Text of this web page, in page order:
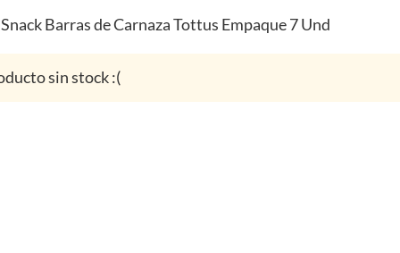
Snack Barras de Carnaza Tottus Empaque 7 Und
sin stock :(